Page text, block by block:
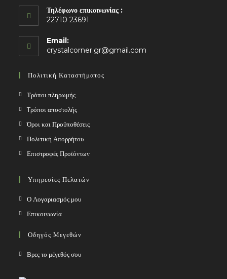
Τηλέφωνο επικοινωνίας :
22710 23691
Email:
crystalcorner.gr@gmail.com
Πολιτική Καταστήματος
Τρόποι πληρωμής
Tρόποι αποστολής
Όροι και Προϋποθέσεις
Πολιτική Απορρήτου
Επιστροφές Προϊόντων
Υπηρεσίες Πελατών
Ο Λογαριασμός μου
Επικοινωνία
Οδηγός Μεγεθών
Βρες το μέγεθός σου